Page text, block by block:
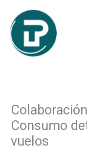
contenido
Consumo
vuelos